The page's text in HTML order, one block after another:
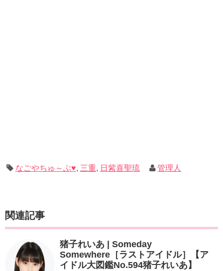
なごやちゅ～ぶ♥, 三重, 日紫喜聖琉 管理人
関連記事
猪子れいあ | Someday
Somewhere［ラストアイドル］【ア
イドル大図鑑No.594猪子れいあ】